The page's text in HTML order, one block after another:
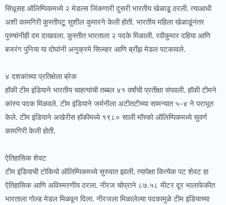
सिंधूसह ऑलिम्पिकमध्ये २ मेडल्स जिंकणारी दुसरी भारतीय खेळाडू ठरली. त्याआधी
अशी कामगिरी कुस्तीपटू सुशील कुमारने केली होती. भारतीय महिला खेळाडूंनंतर
पुरुषांनीही दम दाखवला. कुस्तीत भारताला २ पदके मिळाली. रवीकुमार दहिया आणि
बजरंग पुनिया या दोघांनी अनुक्रमे सिल्व्हर आणि ब्राँझ मेडल पटकावले.
४ दशकांच्या प्रतिक्षेला ब्रेक
हॉकी टीम इंडियाने भारतीय चाहत्यांची तब्बल ४१ वर्षांची प्रतीक्षा संपवली. हॉकी टीमने
कांस्य पदक मिळवले. टीम इंडियाने जर्मनीला अटीतटीच्या सामन्यात ५-४ ने पराभूत
केले. टीम इंडियाने अखेरीस हॉकीमध्ये १९८० साली मॉस्को ऑलिम्पिकमध्ये सुवर्ण
कामगिरी केली होती.
ऐतिहासिक शेवट
टीम इंडियाची टोकियो ऑलिम्पिकमध्ये सुरुवात झाली. त्यापेक्षा कित्येक पट शेवट हा
ऐतिहासिक आणि अविस्मरणीय ठरला. नीरज चोप्राने ८७.५८ मीटर दूर भालाफेकीत
भारताला गोल्ड मेडल मिळवून दिला. नीरजला मिळालेल्या पदकामुळे टीम इंडियाच्या